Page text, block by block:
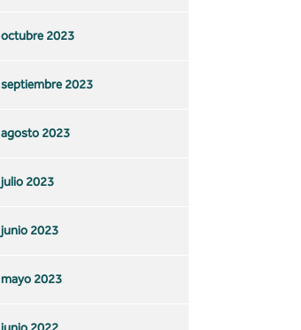
octubre 2023
septiembre 2023
agosto 2023
julio 2023
junio 2023
mayo 2023